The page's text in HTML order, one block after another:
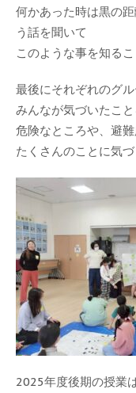
何かあった時は黒の
う話を聞いて
このような事を知る
最後にそれぞれのグ
みんなが気づいたこ
危険なところや、避
たくさんのことに気
2025年度後期の授業